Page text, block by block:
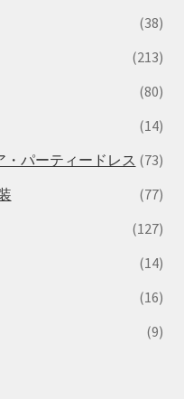
(38)
(213)
(80)
(14)
・パーティードレス (73)
(77)
(127)
(14)
(16)
(9)